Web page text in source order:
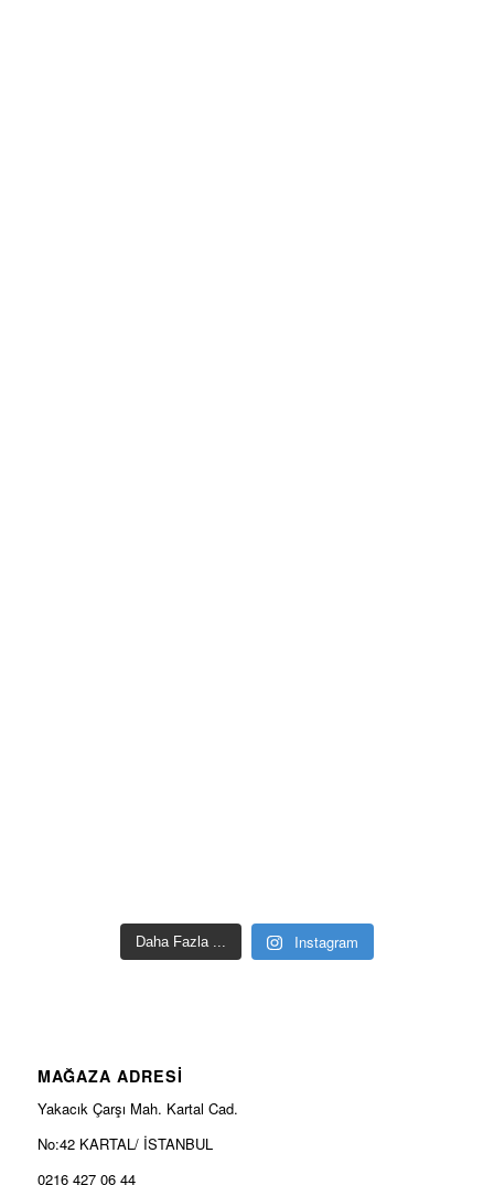
Daha Fazla ... Instagram
MAĞAZA ADRESİ
Yakacık Çarşı Mah. Kartal Cad.
No:42 KARTAL/ İSTANBUL
0216 427 06 44